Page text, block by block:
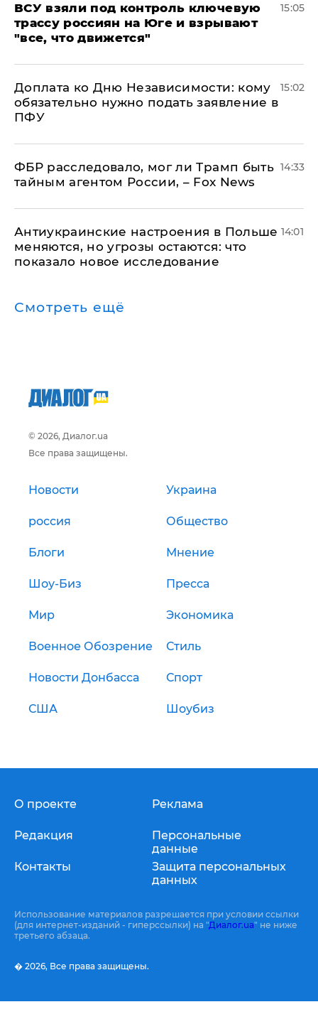
ВСУ взяли под контроль ключевую
трассу россиян на Юге и взрывают
"все, что движется"
15:05
Доплата ко Дню Независимости: кому
обязательно нужно подать заявление в
ПФУ
15:02
ФБР расследовало, мог ли Трамп быть
тайным агентом России, – Fox News
14:33
Антиукраинские настроения в Польше
меняются, но угрозы остаются: что
показало новое исследование
14:01
Смотреть ещё
© 2026, Диалог.ua
Все права защищены.
Новости Украина
россия Общество
Блоги Мнение
Шоу-Биз Пресса
Мир Экономика
Военное Обозрение Стиль
Новости Донбасса Спорт
США Шоубиз
О проекте
Редакция
Контакты
Реклама
Персональные
данные
Защита персональных
данных
Использование материалов разрешается при условии ссылки
(для интернет-изданий - гиперссылки) на "Диалог.ua" не ниже
третьего абзаца.
� 2026, Все права защищены.